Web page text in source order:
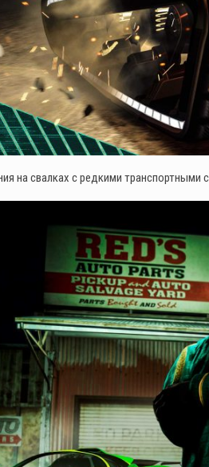
на свалках с редкими транспортными